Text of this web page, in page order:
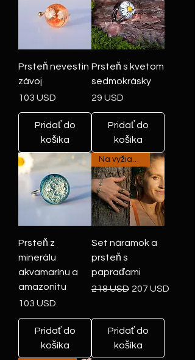
Prsteň nevestin
závoj
Cena
103 USD
Pridať do
košíka
Prsteň s kvetom
sedmokrásky
Cena
29 USD
Pridať do
košíka
Prsteň z
minerálu
akvamarínu a
amazonitu
Cena
103 USD
Pridať do
košíka
Na vyžiadanie
Set náramok a
prsteň s
papraďami
Normálna cena
218 USD Zľavnená cena
207 USD
Pridať do
košíka